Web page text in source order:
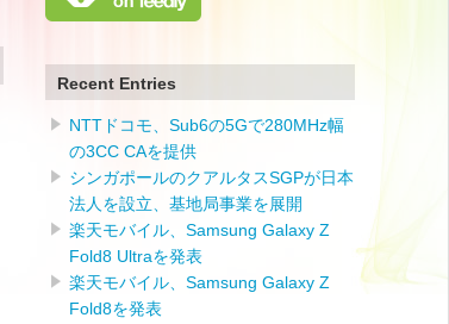
Recent Entries
NTTドコモ、Sub6の5Gで280MHz幅
の3CC CAを提供
シンガポールのクアルタスSGPが日本
法人を設立、基地局事業を展開
楽天モバイル、Samsung Galaxy Z
Fold8 Ultraを発表
楽天モバイル、Samsung Galaxy Z
Fold8を発表